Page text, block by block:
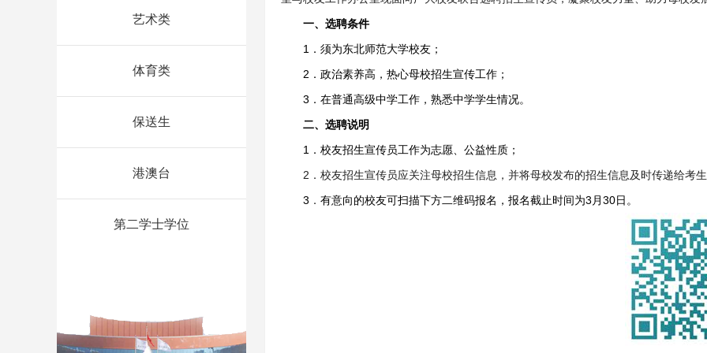
艺术类
体育类
保送生
港澳台
第二学士学位
一、选聘条件
1 ．须为东北师范大学校友；
2 ．政治素养高，热心母校招生宣传工作；
3 ．在普通高级中学工作，熟悉中学学生情况。
二、选聘说明
1 ．校友招生宣传员工作为志愿、公益性质；
2 ．校友招生宣传员应关注母校招生信息，并将母校发布的招生信息及时传递给考
3 ． 有意向的校友可扫描下方二维码报名，报名截止时间为3月30日。